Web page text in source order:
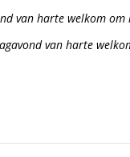
van harte welkom
van harte